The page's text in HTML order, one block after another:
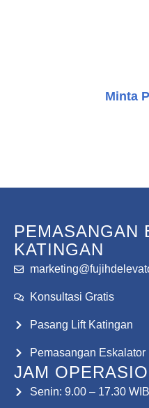
Minta
PEMASANGAN
KATINGAN
Konsultasi Gratis
Pasang Lift Katingan
Pemasangan Eskalator
JAM
Senin: 9.00 – 17.30 WIB